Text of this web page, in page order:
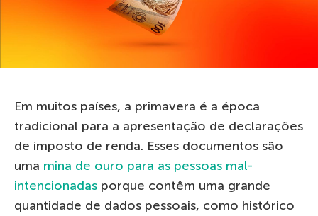
Em muitos países, a primavera é a época
tradicional para a apresentação de declarações
de imposto de renda. Esses documentos são
uma mina de ouro para as pessoas mal-
intencionadas porque contêm uma grande
quantidade de dados pessoais, como histórico